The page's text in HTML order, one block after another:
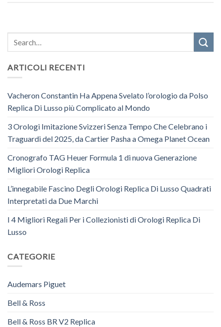
ARTICOLI RECENTI
Vacheron Constantin Ha Appena Svelato l’orologio da Polso
Replica Di Lusso più Complicato al Mondo
3 Orologi Imitazione Svizzeri Senza Tempo Che Celebrano i
Traguardi del 2025, da Cartier Pasha a Omega Planet Ocean
Cronografo TAG Heuer Formula 1 di nuova Generazione
Migliori Orologi Replica
L’innegabile Fascino Degli Orologi Replica Di Lusso Quadrati
Interpretati da Due Marchi
I 4 Migliori Regali Per i Collezionisti di Orologi Replica Di
Lusso
CATEGORIE
Audemars Piguet
Bell & Ross
Bell & Ross BR V2 Replica